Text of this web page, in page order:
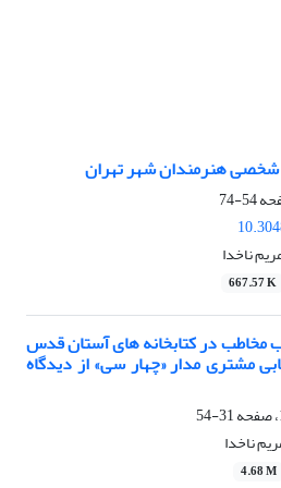
شخصی هنرمندان شهر تهران
54-74
ناخدا
667.57 K
مخاطب در کتابخانه های آستان قدس
مشتری مدار «چهار سی» از دیدگاه
31-54
ناخدا
4.68 M